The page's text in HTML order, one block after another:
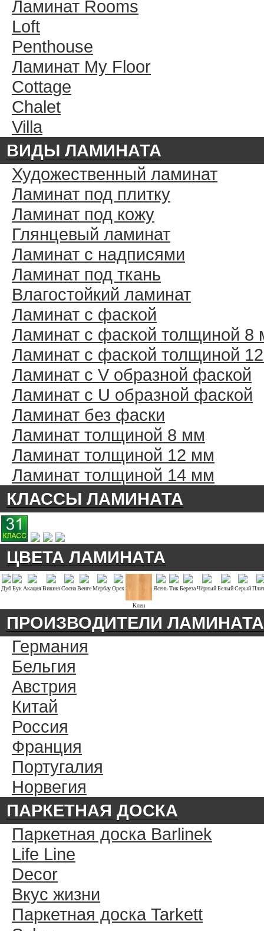
Ламинат Rooms
Loft
Penthouse
Ламинат My Floor
Cottage
Chalet
Villa
ВИДЫ ЛАМИНАТА
Художественный ламинат
Ламинат под плитку
Ламинат под кожу
Глянцевый ламинат
Ламинат с надписями
Ламинат под ткань
Влагостойкий ламинат
Ламинат с фаской
Ламинат с фаской толщиной 8
Ламинат с фаской толщиной
Ламинат с V образной фаской
Ламинат с U образной фаской
Ламинат без фаски
Ламинат толщиной 8 мм
Ламинат толщиной 12 мм
Ламинат толщиной 14 мм
КЛАССЫ ЛАМИНАТА
ЦВЕТА ЛАМИНАТА
ДубБук АкацияВишняСоснаВенгеМербауОрех
Клен
ЯсеньТикБерезаЧёрныйБелыйСерый
ПРОИЗВОДИТЕЛИ ЛАМИНАТА
Германия
Бельгия
Австрия
Китай
Россия
Франция
Португалия
Норвегия
ПАРКЕТНАЯ ДОСКА
Паркетная доска Barlinek
Life Line
Decor
Вкус жизни
Паркетная доска Tarkett